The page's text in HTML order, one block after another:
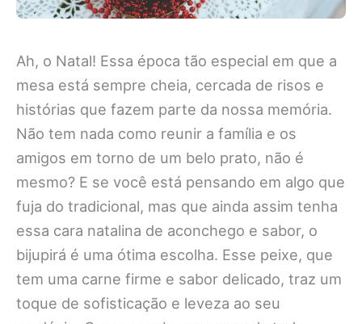
Ah, o Natal! Essa época tão especial em que a
mesa está sempre cheia, cercada de risos e
histórias que fazem parte da nossa memória.
Não tem nada como reunir a família e os
amigos em torno de um belo prato, não é
mesmo? E se você está pensando em algo que
fuja do tradicional, mas que ainda assim tenha
essa cara natalina de aconchego e sabor, o
bijupirá é uma ótima escolha. Esse peixe, que
tem uma carne firme e sabor delicado, traz um
toque de sofisticação e leveza ao seu